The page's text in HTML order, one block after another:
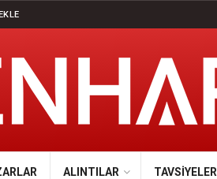
ALINTILAR TAVSIYELER